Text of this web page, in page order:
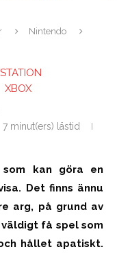
Nintendo
XBOX
7 minut(ers) lästid
kan göra en
Det finns ännu
arg, på grund av
väldigt få spel som
hållet apatiskt.